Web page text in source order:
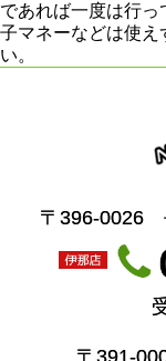
であれば一度は行
子マネーなどは使え
い。
〒396-0026